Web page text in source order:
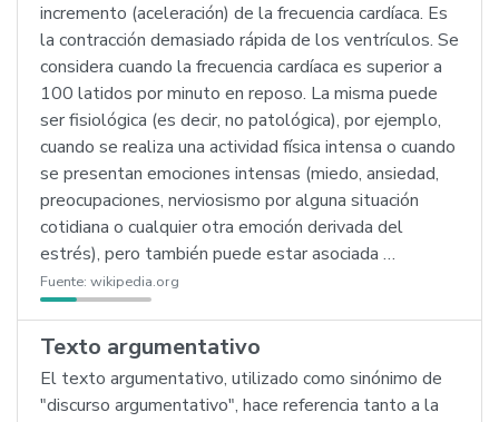
incremento (aceleración) de la frecuencia cardíaca. Es
la contracción demasiado rápida de los ventrículos. Se
considera cuando la frecuencia cardíaca es superior a
100 latidos por minuto en reposo. La misma puede
ser fisiológica (es decir, no patológica), por ejemplo,
cuando se realiza una actividad física intensa o cuando
se presentan emociones intensas (miedo, ansiedad,
preocupaciones, nerviosismo por alguna situación
cotidiana o cualquier otra emoción derivada del
estrés), pero también puede estar asociada …
Fuente: wikipedia.org
Texto argumentativo
El texto argumentativo, utilizado como sinónimo de
"discurso argumentativo", hace referencia tanto a la